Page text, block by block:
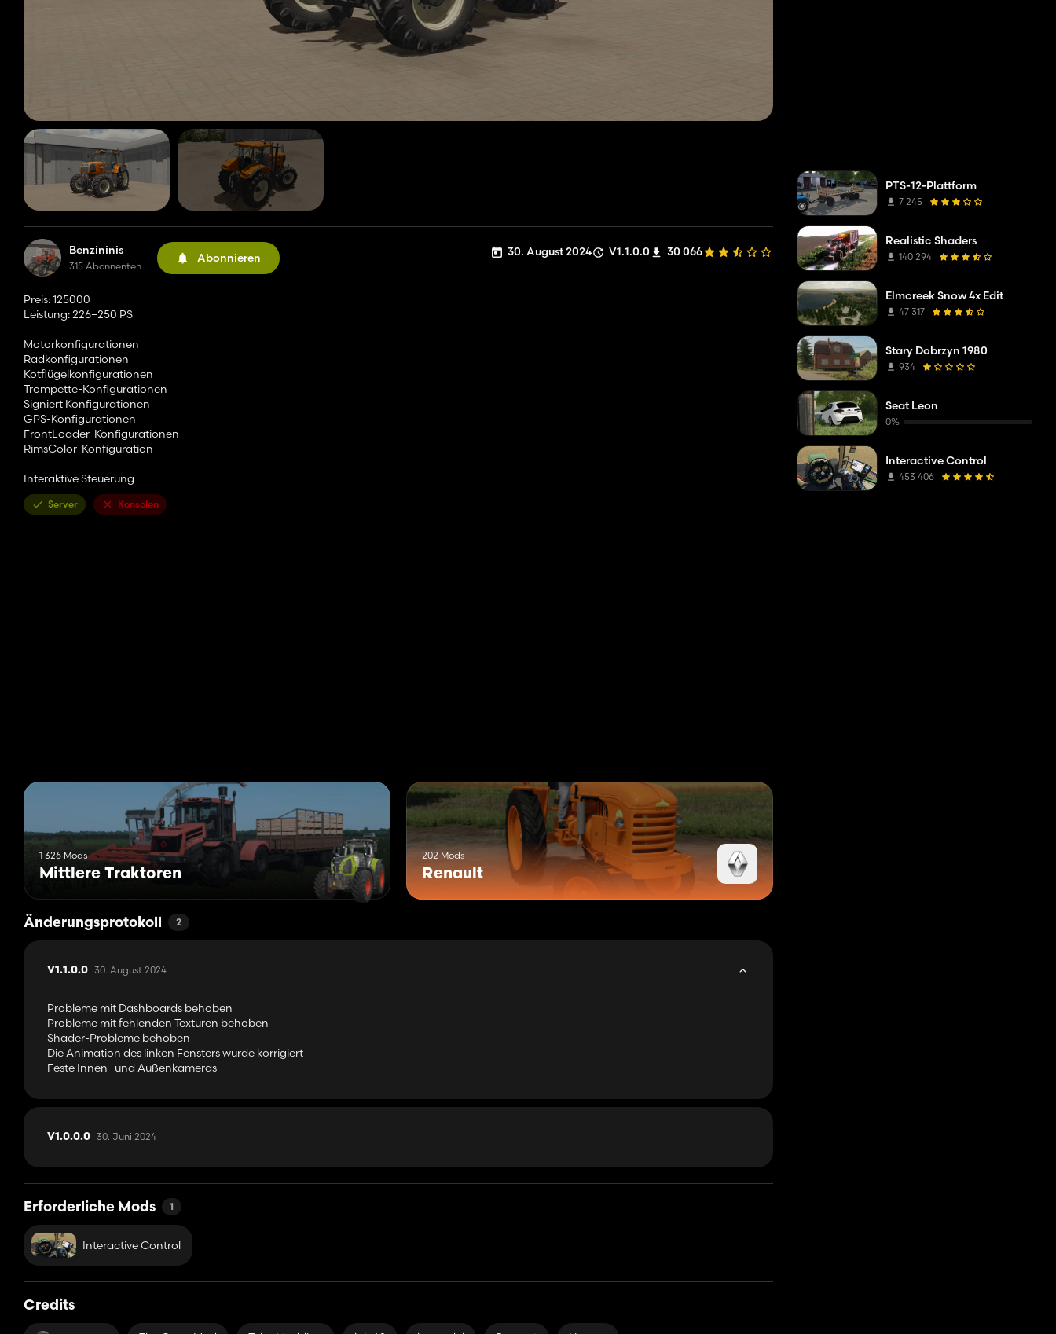
Benzininis
315 Abonnenten
Abonnieren 30. August 2024 V1.1.0.0 30 066
Preis: 125000
Leistung: 226–250 PS
Motorkonfigurationen
Radkonfigurationen
Kotflügelkonfigurationen
Trompette-Konfigurationen
Signiert Konfigurationen
GPS-Konfigurationen
FrontLoader-Konfigurationen
RimsColor-Konfiguration
Interaktive Steuerung
Server Konsolen
1 326 Mods
Mittlere Traktoren
202 Mods
Renault
Änderungsprotokoll 2
V1.1.0.0 30. August 2024
Probleme mit Dashboards behoben
Probleme mit fehlenden Texturen behoben
Shader-Probleme behoben
Die Animation des linken Fensters wurde korrigiert
Feste Innen- und Außenkameras
V1.0.0.0 30. Juni 2024
Erforderliche Mods 1
Interactive Control
Credits
PTS-12-Plattform
7 245
Realistic Shaders
140 294
Elmcreek Snow 4x Edit
47 317
Stary Dobrzyn 1980
934
Seat Leon
0%
Interactive Control
453 406